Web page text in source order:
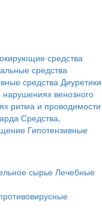
средства
средства
средства Диуретики
венозного
ритма и проводимости
Средства,
Гипотензивные
сырье Лечебные